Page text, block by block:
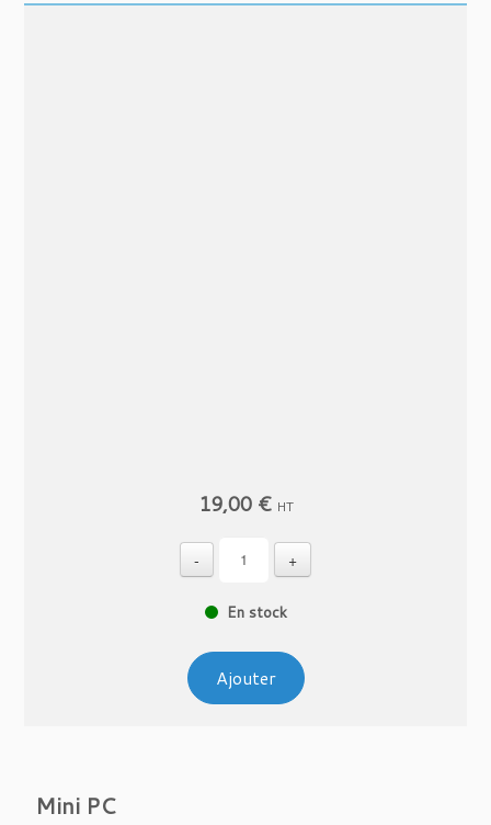
19,00 € HT
- +
En stock
Ajouter
Mini PC